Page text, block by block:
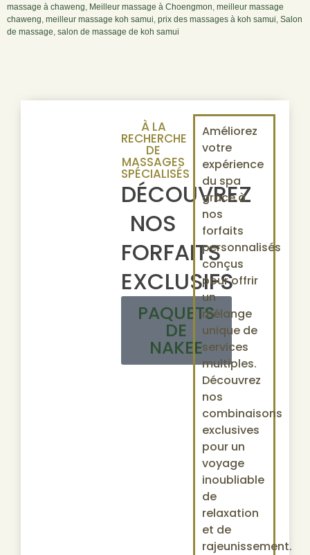
massage à chaweng Meilleur massage à Choengmon meilleur massage
chaweng meilleur massage koh samui prix des massages à koh samui Salon
de massage salon de massage de koh samui
À LA
RECHERCHE
DE
MASSAGES
SPÉCIALISÉS
DÉCOUVREZ
NOS
FORFAITS
EXCLUSIFS
PAQUETS
DE
NAKEE
Améliorez
votre
expérience
du spa
grâce à
nos
forfaits
personnalisés
conçus
pour offrir
un
mélange
unique de
services
multiples.
Découvrez
nos
combinaisons
exclusives
pour un
voyage
inoubliable
de
relaxation
et de
rajeunissement.